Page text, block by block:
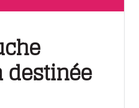
destinée